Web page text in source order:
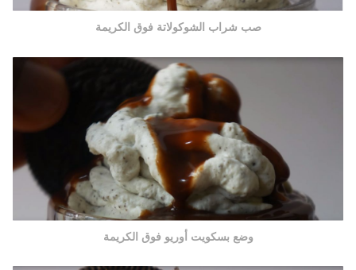
صب شراب الشوكولاتة فوق الكريمة
وضع بسكويت أوريو فوق الكريمة